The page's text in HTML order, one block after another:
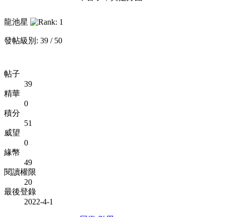
龍池星
發帖級別: 39 / 50
帖子
39
精華
0
積分
51
威望
0
緣幣
49
閱讀權限
20
最後登錄
2022-4-1